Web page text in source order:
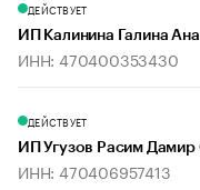
ДЕЙСТВУЕТ
ИП Калинина Галина
ИНН: 470400353430
ДЕЙСТВУЕТ
ИП Угузов Расим Дамир
ИНН: 470406957413